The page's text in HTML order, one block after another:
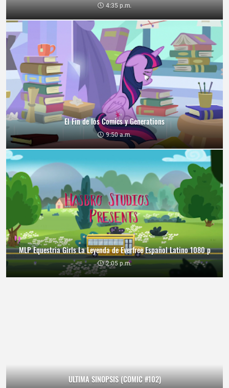
4:35 p.m.
El Fin de los Comics y Generations
9:50 a.m.
MLP Equestria Girls La Leyenda de Everfree Español Latino 1080 p
2:05 p.m.
ULTIMA SINOPSIS (COMIC #102)